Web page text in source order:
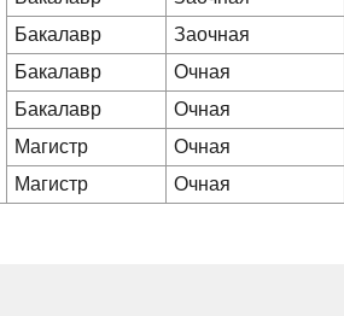
Бакалавр
Заочная
Бакалавр
Очная
Бакалавр
Очная
Магистр
Очная
Магистр
Очная